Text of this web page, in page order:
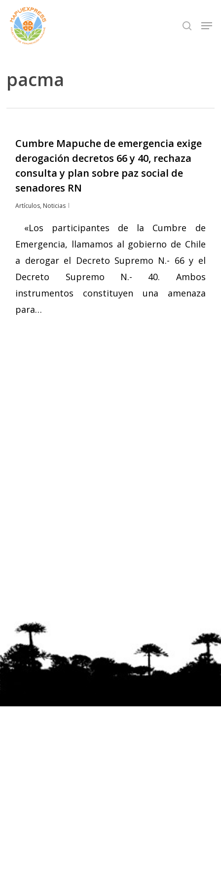
Skip
main
search
pacma
Cumbre Mapuche de emergencia exige
derogación decretos 66 y 40, rechaza
consulta y plan sobre paz social de
senadores RN
Artículos, Noticias
«Los participantes de la Cumbre de
Emergencia, llamamos al gobierno de Chile
a derogar el Decreto Supremo N.- 66 y el
Decreto Supremo N.- 40. Ambos
instrumentos constituyen una amenaza
para…
Close